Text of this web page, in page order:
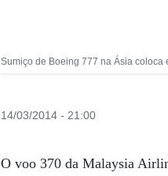
Sumiço de Boeing 777 na Ásia
14/03/2014 - 21:00
O voo 370 da Malaysia